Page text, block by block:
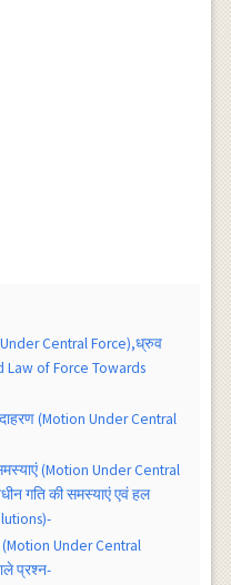
Central Force),ध्रुव
Law of Force Towards
(Motion Under Central
(Motion Under Central
गति की समस्याएं एवं हल
Under Central
प्रश्न-